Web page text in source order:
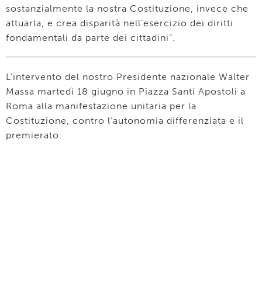
sostanzialmente la nostra Costituzione, invece che
attuarla, e crea disparità nell’esercizio dei diritti
fondamentali da parte dei cittadini”.
L’intervento del nostro Presidente nazionale Walter
Massa martedì 18 giugno in Piazza Santi Apostoli a
Roma alla manifestazione unitaria per la
Costituzione, contro l’autonomia differenziata e il
premierato.